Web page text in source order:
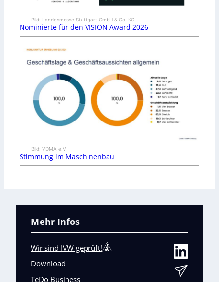
Bild: Landesmesse Stuttgart GmbH & Co. KG
Nominierte für den VISION Award 2026
Bild: VDMA e.V.
Stimmung im Maschinenbau
Mehr Infos
Wir sind IVW geprüft!
Download
TeDo Business